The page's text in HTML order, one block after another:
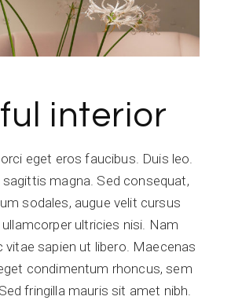
interior
eget eros faucibus. Duis leo.
magna. Sed consequat,
sodales, augue velit cursus
ultricies nisi. Nam
vitae sapien ut libero. Maecenas
condimentum rhoncus, sem
fringilla mauris sit amet nibh.